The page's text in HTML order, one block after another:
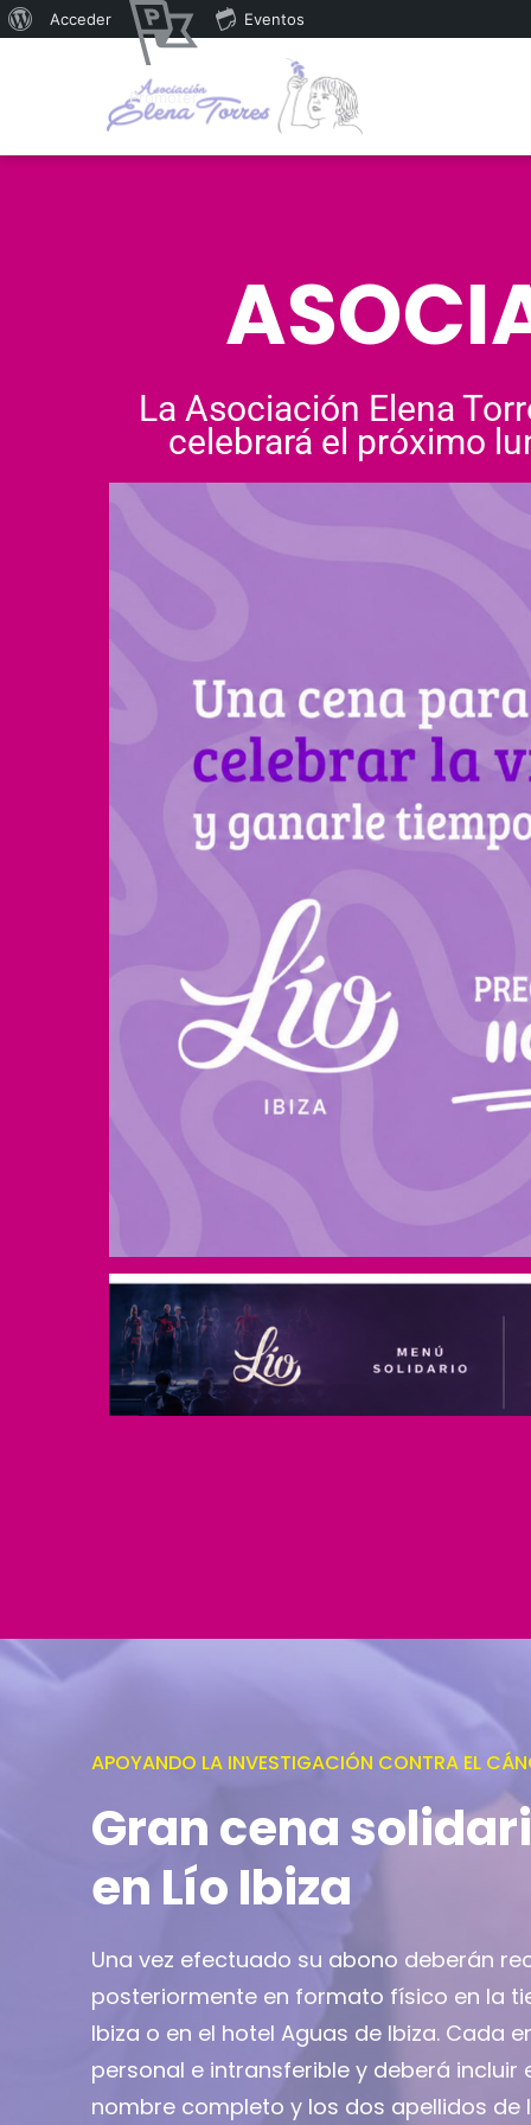
La Asociación Elena
celebrará el próximo
APOYANDO LA INVESTIGACIÓN CONTRA EL
Gran cena
en Lío Ibiza
Una vez efectuado su abono deberán
posteriormente en formato físico en la
Ibiza o en el hotel Aguas de Ibiza. Cada
personal e intransferible y deberá incluir
nombre completo y los dos apellidos de
Acceder
Promoter
Eventos